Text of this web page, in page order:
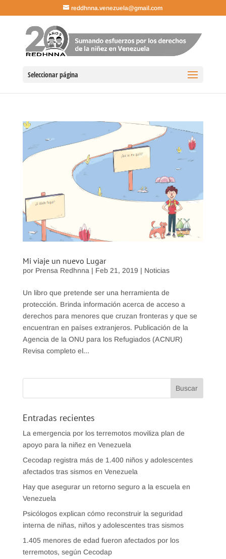
reddhnna.venezuela@gmail.com
Seleccionar página
Mi viaje un nuevo Lugar
por Prensa Redhnna| Feb 21, 2019 | Noticias
Un libro que pretende ser una herramienta de
protección. Brinda información acerca de acceso a
derechos para menores que cruzan fronteras y que se
encuentran en países extranjeros. Publicación de la
Agencia de la ONU para los Refugiados (ACNUR)
Revisa completo el...
Entradas recientes
La emergencia por los terremotos moviliza plan de
apoyo para la niñez en Venezuela
Cecodap registra más de 1.400 niños y adolescentes
afectados tras sismos en Venezuela
Hay que asegurar un retorno seguro a la escuela en
Venezuela
Psicólogos explican cómo reconstruir la seguridad
interna de niñas, niños y adolescentes tras sismos
1.405 menores de edad fueron afectados por los
terremotos, según Cecodap